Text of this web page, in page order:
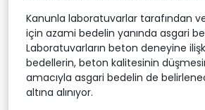
Kanunla laboratuvarlar tarafından
için azami bedelin yanında asgari
Laboratuvarların beton deneyine
bedellerin, beton kalitesinin
amacıyla asgari bedelin de
altına alınıyor.